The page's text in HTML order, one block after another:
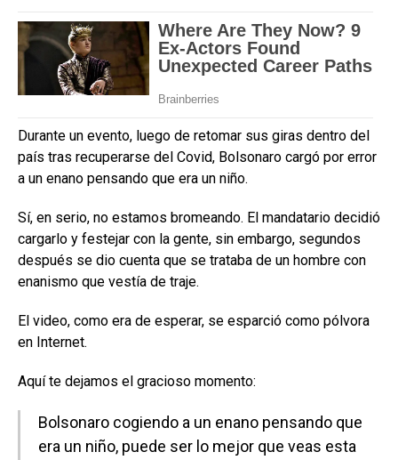
Durante un evento, luego de retomar sus giras dentro del
país tras recuperarse del Covid, Bolsonaro cargó por error
a un enano pensando que era un niño.
Sí, en serio, no estamos bromeando. El mandatario decidió
cargarlo y festejar con la gente, sin embargo, segundos
después se dio cuenta que se trataba de un hombre con
enanismo que vestía de traje.
El video, como era de esperar, se esparció como pólvora
en Internet.
Aquí te dejamos el gracioso momento:
Bolsonaro cogiendo a un enano pensando que
era un niño, puede ser lo mejor que veas esta